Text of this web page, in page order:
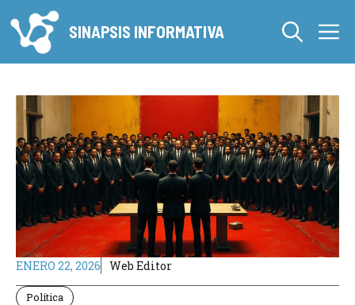
al
contenido
SINAPSIS INFORMATIVA
ENERO 22, 2026 Web Editor
Política